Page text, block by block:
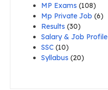
MP Exams (108)
Mp Private Job (6)
Results (30)
Salary & Job Profile
SSC (10)
Syllabus (20)